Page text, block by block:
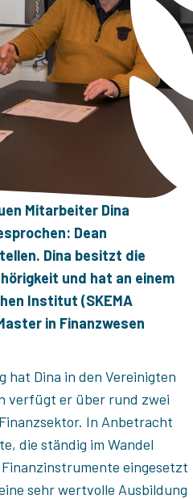
Mitarbeiter Dina
Dean
Dina besitzt die
und hat an einem
Institut (SKEMA
in Finanzwesen
hat Dina in den Vereinigten
verfügt er über rund zwei
In Anbetracht
die ständig im Wandel
eingesetzt
sehr wertvolle Ausbildung